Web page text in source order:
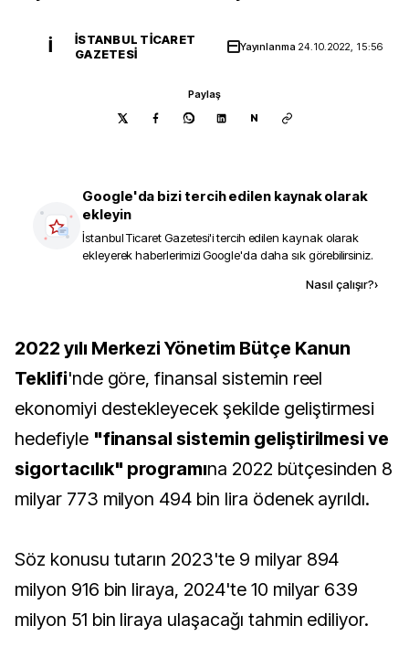
İ
İSTANBUL TICARET
GAZETESI
Yayınlanma 24.10.2022, 15:56
Paylaş
N
Google'da bizi tercih edilen kaynak olarak
ekleyin
İstanbul Ticaret Gazetesi'i tercih edilen kaynak olarak
ekleyerek haberlerimizi Google'da daha sık görebilirsiniz.
Nasıl çalışır?›
2022 yılı Merkezi Yönetim Bütçe Kanun
Teklifi'nde göre, finansal sistemin reel
ekonomiyi destekleyecek şekilde geliştirmesi
hedefiyle "finansal sistemin geliştirilmesi ve
sigortacılık" programına 2022 bütçesinden 8
milyar 773 milyon 494 bin lira ödenek ayrıldı.
Söz konusu tutarın 2023'te 9 milyar 894
milyon 916 bin liraya, 2024'te 10 milyar 639
milyon 51 bin liraya ulaşacağı tahmin ediliyor.